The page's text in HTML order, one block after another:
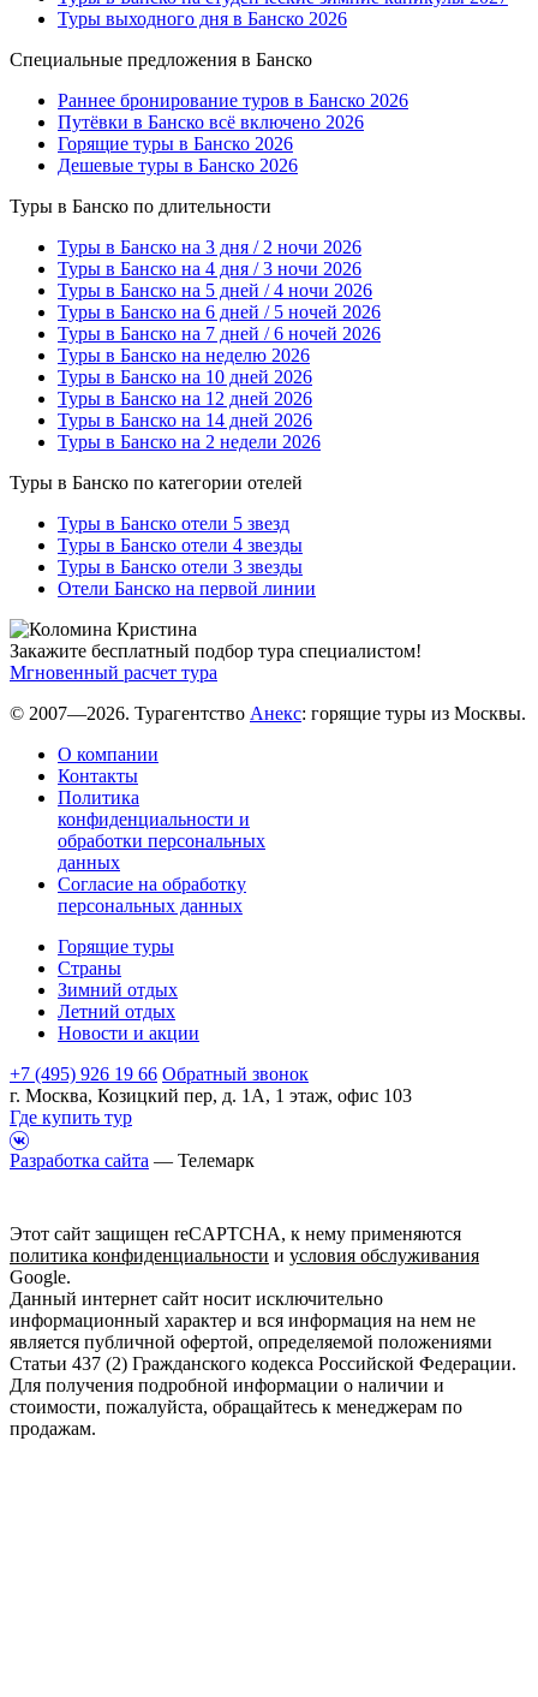
Туры выходного дня в Банско 2026
Специальные предложения в Банско
Раннее бронирование туров в Банско 2026
Путёвки в Банско всё включено 2026
Горящие туры в Банско 2026
Дешевые туры в Банско 2026
Туры в Банско по длительности
Туры в Банско на 3 дня / 2 ночи 2026
Туры в Банско на 4 дня / 3 ночи 2026
Туры в Банско на 5 дней / 4 ночи 2026
Туры в Банско на 6 дней / 5 ночей 2026
Туры в Банско на 7 дней / 6 ночей 2026
Туры в Банско на неделю 2026
Туры в Банско на 10 дней 2026
Туры в Банско на 12 дней 2026
Туры в Банско на 14 дней 2026
Туры в Банско на 2 недели 2026
Туры в Банско по категории отелей
Туры в Банско отели 5 звезд
Туры в Банско отели 4 звезды
Туры в Банско отели 3 звезды
Отели Банско на первой линии
Закажите бесплатный подбор тура специалистом!
Мгновенный расчет тура
© 2007—2026. Турагентство Анекс: горящие туры из Москвы.
О компании
Контакты
Политика
конфиденциальности и
обработки персональных
данных
Согласие на обработку
персональных данных
Горящие туры
Страны
Зимний отдых
Летний отдых
Новости и акции
+7 (495) 926 19 66 Обратный звонок
г. Москва, Козицкий пер, д. 1А, 1 этаж, офис 103
Где купить тур
Разработка сайта — Телемарк
Этот сайт защищен reCAPTCHA, к нему применяются
политика конфиденциальности и условия обслуживания
Google.
Данный интернет сайт носит исключительно
информационный характер и вся информация на нем не
является публичной офертой, определяемой положениями
Статьи 437 (2) Гражданского кодекса Российской Федерации.
Для получения подробной информации о наличии и
стоимости, пожалуйста, обращайтесь к менеджерам по
продажам.